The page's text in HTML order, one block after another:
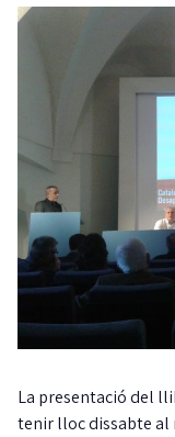
La presentació del
tenir lloc dissabte al